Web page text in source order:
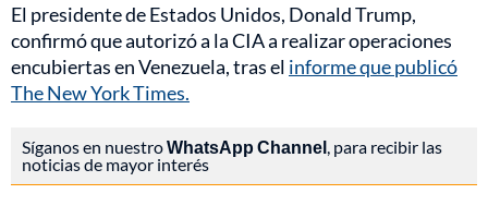
El presidente de Estados Unidos, Donald Trump,
confirmó que autorizó a la CIA a realizar operaciones
encubiertas en Venezuela, tras el informe que publicó
The New York Times.
Síganos en nuestroWhatsApp Channel , para recibir las
noticias de mayor interés